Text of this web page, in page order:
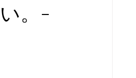
。-